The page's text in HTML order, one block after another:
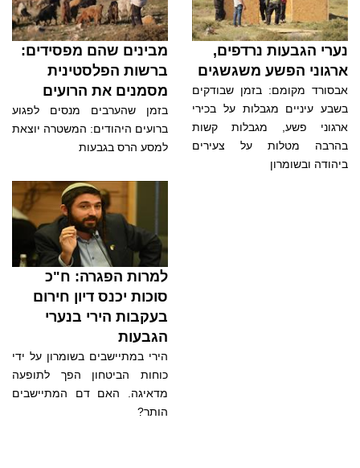
נערי הגבעות נרדפים,
ארגוני הפשע משגשגים
אבסורד מקומם: בזמן שבודקים
בשבע עיניים מגבלות על בכירי
ארגוני פשע, מגבלות קשות
בהרבה מטלות על צעירים
ביהודה ובשומרון
מבינים שהם מפסידים:
ברשות הפלסטינית
מסמנים את הרועים
בזמן שהערבים מנסים לפגוע
ברועים היהודים: המשטרה יוצאת
למסע הרס בגבעות
למרות הפגרה: ח"כ
סוכות יכנס דיון חירום
בעקבות הירי בנערי
הגבעות
הירי במתיישבים בשומרון על ידי
כוחות הביטחון הפך לתופעה
מדאיגה. האם דם המתיישבים
הותר?